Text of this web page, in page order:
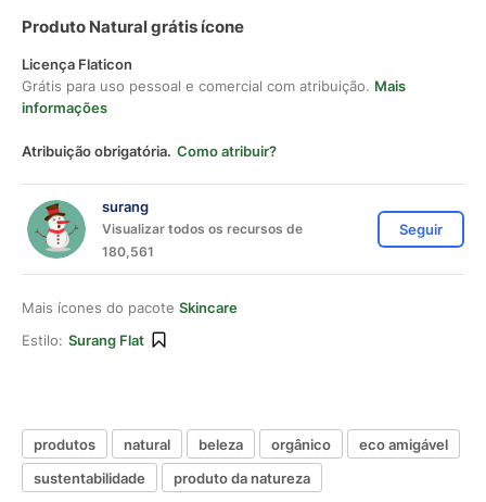
Produto Natural grátis ícone
Licença Flaticon
Grátis para uso pessoal e comercial com atribuição. Mais
informações
Atribuição obrigatória. Como atribuir?
surang
Visualizar todos os recursos de
180,561
Seguir
Mais ícones do pacote Skincare
Estilo: Surang Flat
produtos natural beleza orgânico
eco amigável
sustentabilidade
produto da natureza